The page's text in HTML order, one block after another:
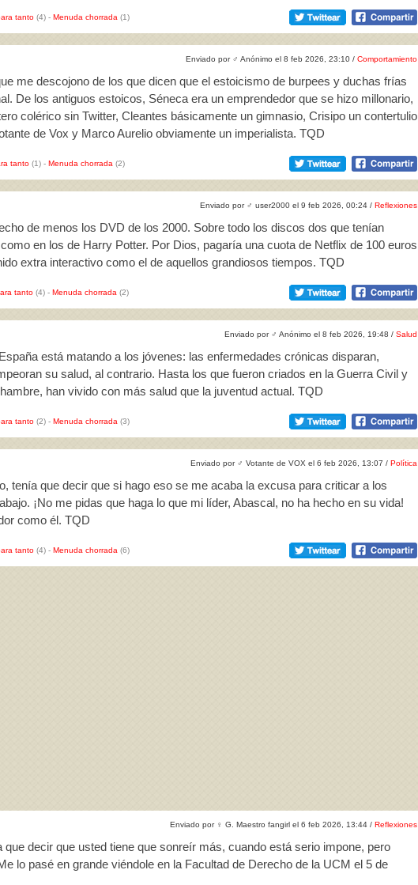
tanto (4) - Menuda chorrada (1)
Enviado por ♂ Anónimo el 8 feb 2026, 23:10 / Comportamiento
me descojono de los que dicen que el estoicismo de burpees y duchas frías
De los antiguos estoicos, Séneca era un emprendedor que se hizo millonario,
colérico sin Twitter, Cleantes básicamente un gimnasio, Crisipo un contertulio
de Vox y Marco Aurelio obviamente un imperialista. TQD
tanto (1) - Menuda chorrada (2)
Enviado por ♂ user2000 el 9 feb 2026, 00:24 / Reflexiones
de menos los DVD de los 2000. Sobre todo los discos dos que tenían
en los de Harry Potter. Por Dios, pagaría una cuota de Netflix de 100 euros
extra interactivo como el de aquellos grandiosos tiempos. TQD
tanto (4) - Menuda chorrada (2)
Enviado por ♂ Anónimo el 8 feb 2026, 19:48 / Salud
está matando a los jóvenes: las enfermedades crónicas disparan,
su salud, al contrario. Hasta los que fueron criados en la Guerra Civil y
han vivido con más salud que la juventud actual. TQD
tanto (2) - Menuda chorrada (3)
Enviado por ♂ Votante de VOX el 6 feb 2026, 13:07 / Política
tenía que decir que si hago eso se me acaba la excusa para criticar a los
¡No me pidas que haga lo que mi líder, Abascal, no ha hecho en su vida!
como él. TQD
tanto (4) - Menuda chorrada (6)
Enviado por ♀ G. Maestro fangirl el 6 feb 2026, 13:44 / Reflexiones
decir que usted tiene que sonreír más, cuando está serio impone, pero
lo pasé en grande viéndole en la Facultad de Derecho de la UCM el 5 de